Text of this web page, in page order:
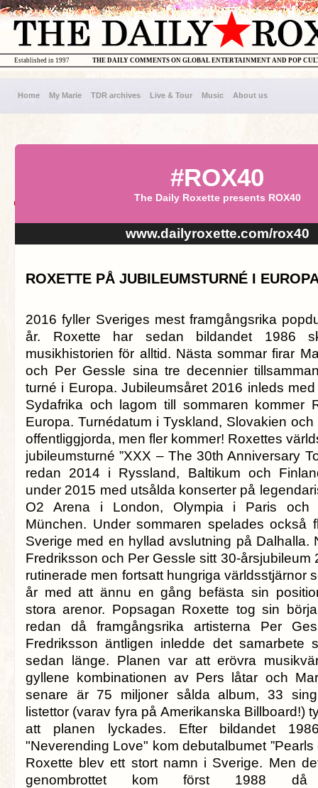
THE DAILY COMMENTS ON GLOBAL ENTERTAINMENT AND POP
Established in 1997
Home My Marie TDR archives Live & Tour Music About us
#ROX40
The Daily Roxette presents ROX40
www.dailyroxette.com/rox40
ROXETTE PÅ JUBILEUMSTURNÉ I
2016 fyller Sveriges mest framgångsrika
år. Roxette har sedan bildandet 1986
musikhistorien för alltid. Nästa sommar firar
och Per Gessle sina tre decennier
turné i Europa. Jubileumsåret 2016 inleds
Sydafrika och lagom till sommaren kommer
Europa. Turnédatum i Tyskland, Slovakien
offentliggjorda, men fler kommer! Roxettes
jubileumsturné ”XXX – The 30th Anniversary
redan 2014 i Ryssland, Baltikum och
under 2015 med utsålda konserter på
O2 Arena i London, Olympia i Paris och
München. Under sommaren spelades också
Sverige med en hyllad avslutning på Dalhalla.
Fredriksson och Per Gessle sitt 30-årsjubileum
rutinerade men fortsatt hungriga världsstjärnor
år med att ännu en gång befästa sin
stora arenor. Popsagan Roxette tog sin
redan då framgångsrika artisterna Per
Fredriksson äntligen inledde det samarbete
sedan länge. Planen var att erövra
gyllene kombinationen av Pers låtar och
senare är 75 miljoner sålda album, 33
listettor (varav fyra på Amerikanska Billboard!)
att planen lyckades. Efter bildandet
"Neverending Love" kom debutalbumet ”Pearls
Roxette blev ett stort namn i Sverige. Men
genombrottet kom först 1988